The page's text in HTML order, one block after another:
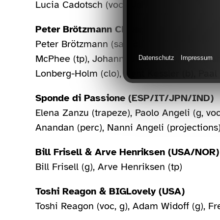
Lucia Cadotsch (voc), Johanna Borchert
Peter Brötzmann Chicago Tentet (DE/
Peter Brötzmann (sax, cl), Mats
McPhee (tp), Johannes Bauer (tb), Jeb
Lonberg-Holm (clo), Kent Kessler (b),
Sponde di Passione (ESP/IT/JPN/IND)
Elena Zanzu (trapeze), Paolo Angeli (g,
Anandan (perc), Nanni Angeli
Bill Frisell & Arve Henriksen (USA/NOR)
Bill Frisell (g), Arve Henriksen (tp)
Toshi Reagon & BIGLovely (USA)
Toshi Reagon (voc, g), Adam Widoff (g),
Datenschutz Impressum